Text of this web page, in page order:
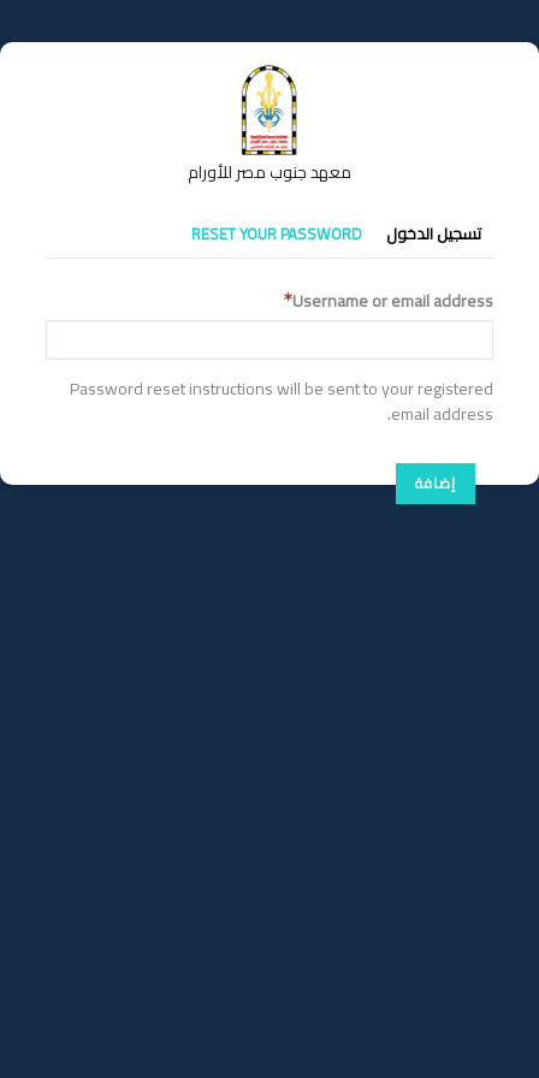
إلى
المحتوى
معهد جنوب مصر للأورام
التبويبات
الأساسية
تسجيل الدخول RESET YOUR PASSWORD
Username or email address
Password reset instructions will be sent to your registered
email address.